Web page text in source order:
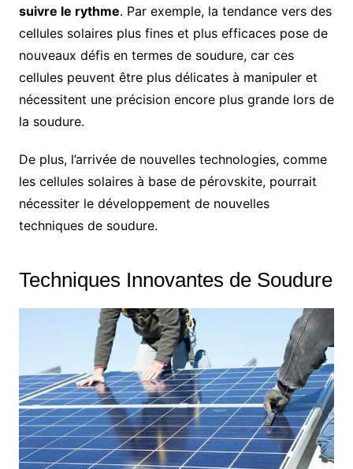
suivre le rythme. Par exemple, la tendance vers des
cellules solaires plus fines et plus efficaces pose de
nouveaux défis en termes de soudure, car ces
cellules peuvent être plus délicates à manipuler et
nécessitent une précision encore plus grande lors de
la soudure.
De plus, l’arrivée de nouvelles technologies, comme
les cellules solaires à base de pérovskite, pourrait
nécessiter le développement de nouvelles
techniques de soudure.
Techniques Innovantes de Soudure